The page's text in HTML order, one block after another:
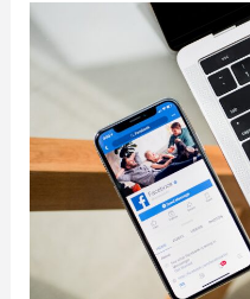
Anti
Ribet!
Mudah
Memulai